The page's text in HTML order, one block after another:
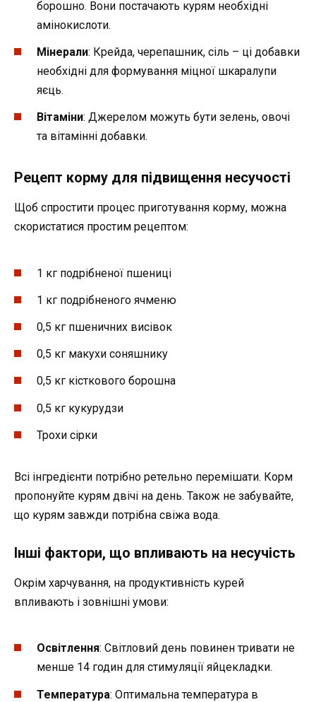
борошно. Вони постачають курям необхідні
амінокислоти.
Мінерали: Крейда, черепашник, сіль – ці добавки
необхідні для формування міцної шкаралупи
яєць.
Вітаміни: Джерелом можуть бути зелень, овочі
та вітамінні добавки.
Рецепт корму для підвищення несучості
Щоб спростити процес приготування корму, можна
скористатися простим рецептом:
1 кг подрібненої пшениці
1 кг подрібненого ячменю
0,5 кг пшеничних висівок
0,5 кг макухи соняшнику
0,5 кг кісткового борошна
0,5 кг кукурудзи
Трохи сірки
Всі інгредієнти потрібно ретельно перемішати. Корм
пропонуйте курям двічі на день. Також не забувайте,
що курям завжди потрібна свіжа вода.
Інші фактори, що впливають на несучість
Окрім харчування, на продуктивність курей
впливають і зовнішні умови:
Освітлення: Світловий день повинен тривати не
менше 14 годин для стимуляції яйцекладки.
Температура: Оптимальна температура в